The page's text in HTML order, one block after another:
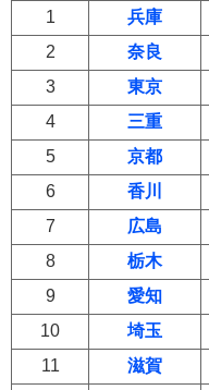
1 兵庫
2
奈良
3
東京
4
三重
5
京都
6
香川
7
広島
8
栃木
9
愛知
10
埼玉
11
滋賀